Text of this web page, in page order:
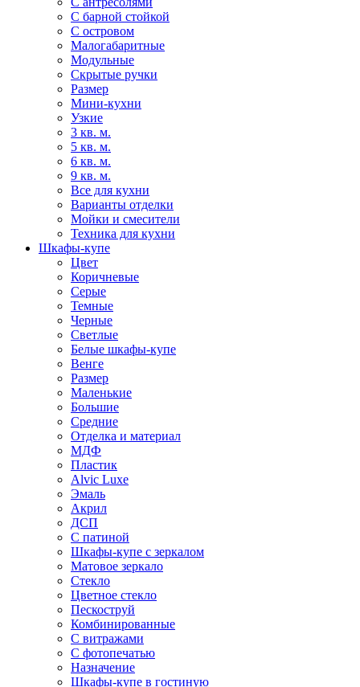
С барной стойкой
С островом
Малогабаритные
Модульные
Скрытые ручки
Размер
Мини-кухни
Узкие
3 кв. м.
5 кв. м.
6 кв. м.
9 кв. м.
Все для кухни
Варианты отделки
Мойки и смесители
Техника для кухни
Шкафы-купе
Цвет
Коричневые
Серые
Темные
Черные
Светлые
Белые шкафы-купе
Венге
Размер
Маленькие
Большие
Средние
Отделка и материал
МДФ
Пластик
Alvic Luxe
Эмаль
Акрил
ДСП
С патиной
Шкафы-купе с зеркалом
Матовое зеркало
Стекло
Цветное стекло
Пескоструй
Комбинированные
С витражами
С фотопечатью
Назначение
Шкафы-купе в гостиную